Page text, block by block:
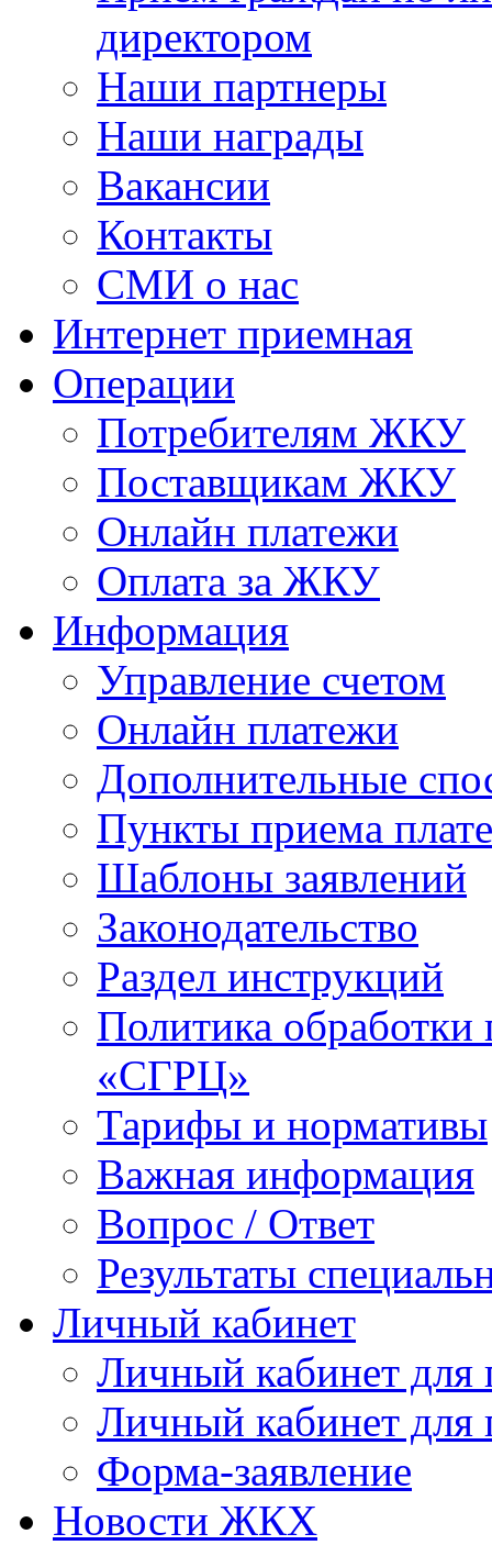
директором
Наши партнеры
Наши награды
Вакансии
Контакты
СМИ о нас
Интернет приемная
Операции
Потребителям ЖКУ
Поставщикам ЖКУ
Онлайн платежи
Оплата за ЖКУ
Информация
Управление счетом
Онлайн платежи
Дополнительные
Пункты приема
Шаблоны заявлений
Законодательство
Раздел инструкций
Политика
«СГРЦ»
Тарифы и нормативы
Важная информация
Вопрос / Ответ
Результаты
Личный кабинет
Личный кабинет
Личный кабинет
Форма-заявление
Новости ЖКХ